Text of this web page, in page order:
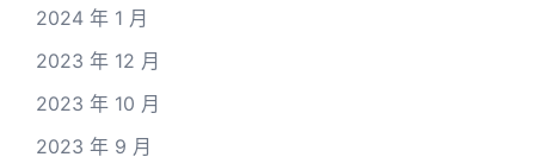
2024 年 1 月
2023 年 12 月
2023 年 10 月
2023 年 9 月